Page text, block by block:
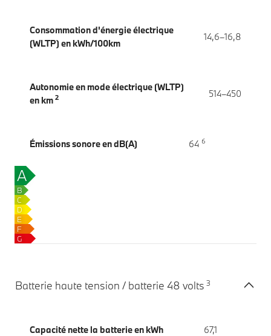
Consommation d'énergie électrique
(WLTP) en kWh/100km
14,6–16,8
Autonomie en mode électrique (WLTP)
en km 2 514–450
Émissions sonore en dB(A) 64 6
A0
g
CO₂/km
B
C
D
E
F
G
Batterie haute tension / batterie 48 volts 3
Capacité nette la batterie en kWh 67,1